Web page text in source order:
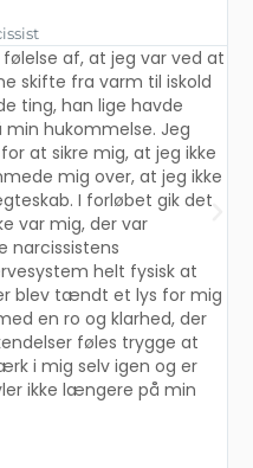
af, at jeg var ved at
skifte fra varm til iskold
ting, han lige havde
hukommelse. Jeg
at sikre mig, at jeg ikke
mig over, at jeg ikke
I forløbet gik det
var mig, der var
narcissistens
helt fysisk at
blev tændt et lys for mig
en ro og klarhed, der
føles trygge at
i mig selv igen og er
ikke længere på min